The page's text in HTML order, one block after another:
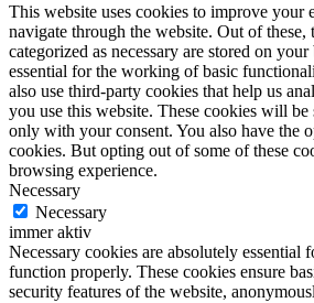
This website uses cookies to improve your
navigate through the website. Out of these,
categorized as necessary are stored on
essential for the working of basic
also use third-party cookies that help us
you use this website. These cookies will
only with your consent. You also have the
cookies. But opting out of some of these
browsing experience.
Necessary
Necessary
immer aktiv
Necessary cookies are absolutely essential
function properly. These cookies ensure
security features of the website,